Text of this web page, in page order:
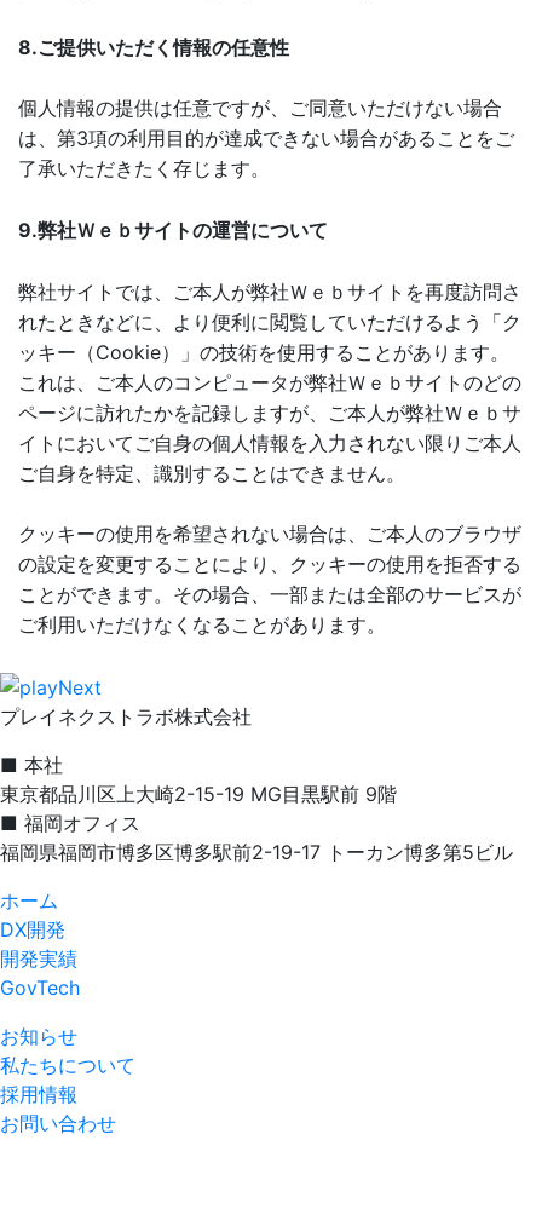
8.ご提供いただく情報の任意性
個人情報の提供は任意ですが、ご同意いただけない場合
は、第3項の利用目的が達成できない場合があることをご
了承いただきたく存じます。
9.弊社Ｗｅｂサイトの運営について
弊社サイトでは、ご本人が弊社Ｗｅｂサイトを再度訪問さ
れたときなどに、より便利に閲覧していただけるよう「ク
ッキー（Cookie）」の技術を使用することがあります。
これは、ご本人のコンピュータが弊社Ｗｅｂサイトのどの
ページに訪れたかを記録しますが、ご本人が弊社Ｗｅｂサ
イトにおいてご自身の個人情報を入力されない限りご本人
ご自身を特定、識別することはできません。
クッキーの使用を希望されない場合は、ご本人のブラウザ
の設定を変更することにより、クッキーの使用を拒否する
ことができます。その場合、一部または全部のサービスが
ご利用いただけなくなることがあります。
プレイネクストラボ株式会社
■ 本社
東京都品川区上大崎2-15-19 MG目黒駅前 9階
■ 福岡オフィス
福岡県福岡市博多区博多駅前2-19-17 トーカン博多第5ビル
ホーム
DX開発
開発実績
GovTech
お知らせ
私たちについて
採用情報
お問い合わせ